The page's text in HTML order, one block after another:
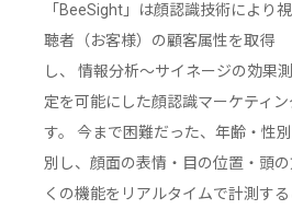
「BeeSight」は顔認識技術により視
聴者（お客様）の顧客属性を取得
し、 情報分析～サイネージの効果測
定を可能にした顔認識マーケティ
す。 今まで困難だった、年齢・性
別し、顔面の表情・目の位置・頭
くの機能をリアルタイムで計測する